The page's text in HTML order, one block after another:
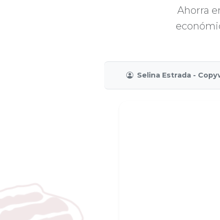
Ahorra
Selina Estrada -